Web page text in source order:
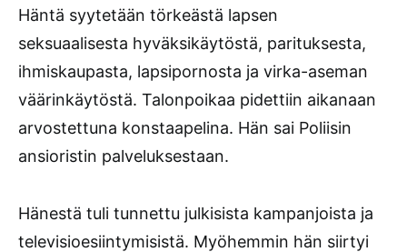
Häntä syytetään törkeästä lapsen
seksuaalisesta hyväksikäytöstä, parituksesta,
ihmiskaupasta, lapsipornosta ja virka-aseman
väärinkäytöstä. Talonpoikaa pidettiin aikanaan
arvostettuna konstaapelina. Hän sai Poliisin
ansioristin palveluksestaan.
Hänestä tuli tunnettu julkisista kampanjoista ja
televisioesiintymisistä. Myöhemmin hän siirtyi